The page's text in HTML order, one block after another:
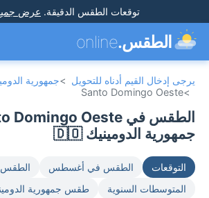
توقعات الطقس الدقيقة. عرض
الطقس.online
يرجى إدخال القيم أدناه للتحويل >جمهورية
>
Santo Domingo Oeste
جمهورية الدومينيك 🇩🇴
التوقعات الطقس في أغسطس
الطقس
المتوسطات السنوية
طقس جمهورية